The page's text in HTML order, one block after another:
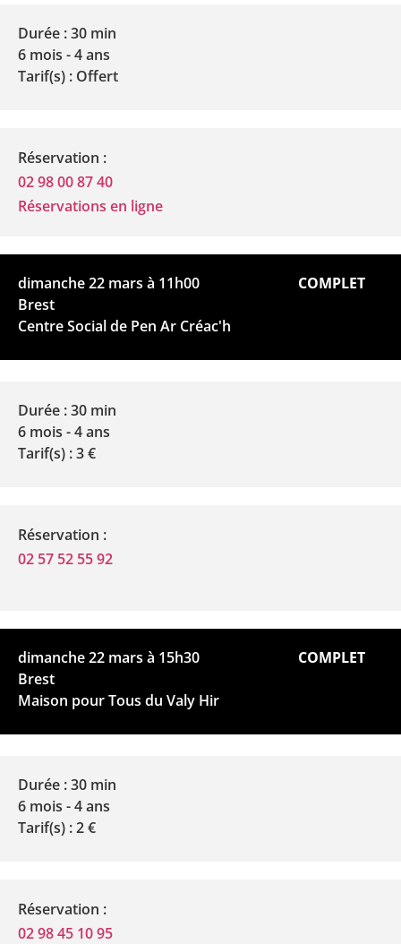
Durée : 30 min
6 mois - 4 ans
Tarif(s) : Offert
Réservation :
02 98 00 87 40
Réservations en ligne
dimanche 22 mars à 11h00
COMPLET
Brest
Centre Social de Pen Ar Créac'h
Durée : 30 min
6 mois - 4 ans
Tarif(s) : 3 €
Réservation :
02 57 52 55 92
dimanche 22 mars à 15h30
COMPLET
Brest
Maison pour Tous du Valy Hir
Durée : 30 min
6 mois - 4 ans
Tarif(s) : 2 €
Réservation :
02 98 45 10 95